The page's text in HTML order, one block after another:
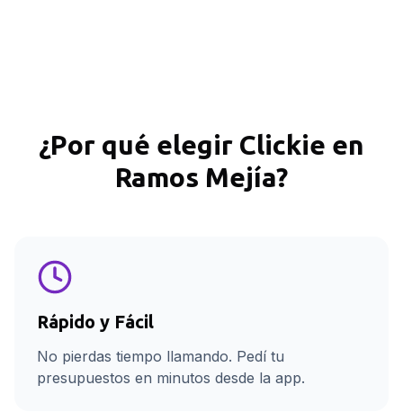
¿Por qué elegir Clickie en
Ramos Mejía?
Rápido y Fácil
No pierdas tiempo llamando. Pedí tu
presupuestos en minutos desde la app.